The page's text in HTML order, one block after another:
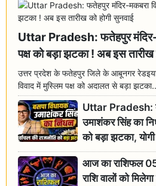
Uttar Pradesh: फतेहपुर मंदिर-
पक्ष को बड़ा झटका ! अब इस तारीख
उत्तर प्रदेश के फतेहपुर जिले के आबूनगर रेडइया
विवाद में मुस्लिम पक्ष को अदालत से बड़ा
Uttar Pradesh:
उमाशंकर सिंह का
को बड़ा झटका,
आज का राशिफल
राशि वालों को